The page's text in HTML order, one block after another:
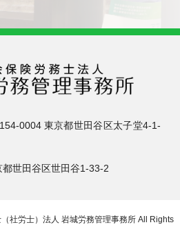
0004 東京都世田谷区太子堂4-1-
世田谷区世田谷1-33-2
社労士）法人 岩城労務管理事務所 All Rights